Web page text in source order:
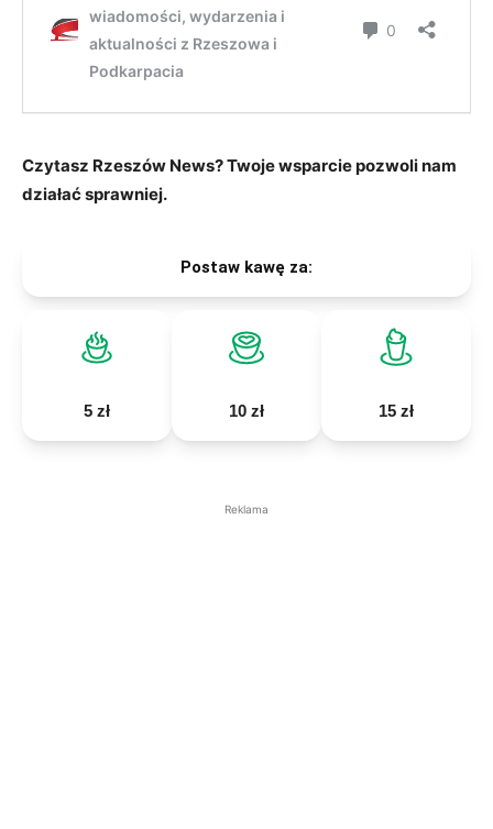
Czytasz Rzeszów News? Twoje wsparcie pozwoli nam
działać sprawniej.
Postaw kawę za:
5 zł 10 zł 15 zł
Reklama